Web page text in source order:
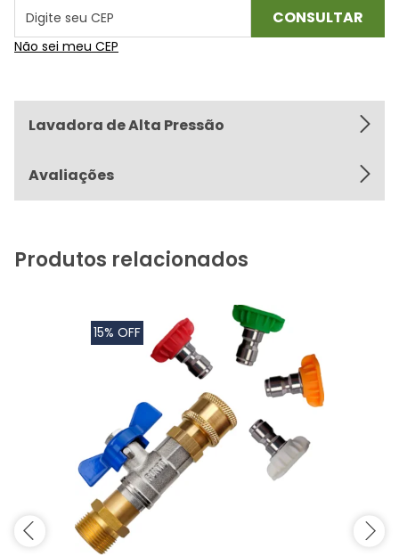
Não sei meu CEP
Lavadora de Alta Pressão
Avaliações
Produtos relacionados
15% OFF